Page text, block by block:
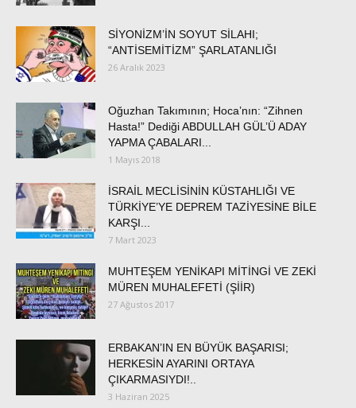
SİYONİZM’İN SOYUT SİLAHI;
“ANTİSEMİTİZM” ŞARLATANLIĞI
26 Aralık 2023
Oğuzhan Takımının; Hoca’nın: “Zihnen
Hasta!” Dediği ABDULLAH GÜL’Ü ADAY
YAPMA ÇABALARI...
1 Mayıs 2018
İSRAİL MECLİSİNİN KÜSTAHLIĞI VE
TÜRKİYE’YE DEPREM TAZİYESİNE BİLE
KARŞI...
7 Mart 2023
MUHTEŞEM YENİKAPI MİTİNGİ VE ZEKİ
MÜREN MUHALEFETİ (ŞİİR)
27 Ağustos 2017
ERBAKAN’IN EN BÜYÜK BAŞARISI;
HERKESİN AYARINI ORTAYA
ÇIKARMASIYDI!..
3 Haziran 2025